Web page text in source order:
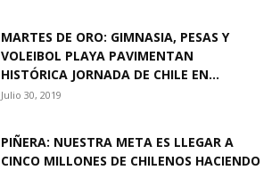
MARTES DE ORO: GIMNASIA, PESAS Y
VOLEIBOL PLAYA PAVIMENTAN
HISTÓRICA JORNADA DE CHILE EN...
Julio 30, 2019
PIÑERA: NUESTRA META ES LLEGAR A
CINCO MILLONES DE CHILENOS HACIENDO